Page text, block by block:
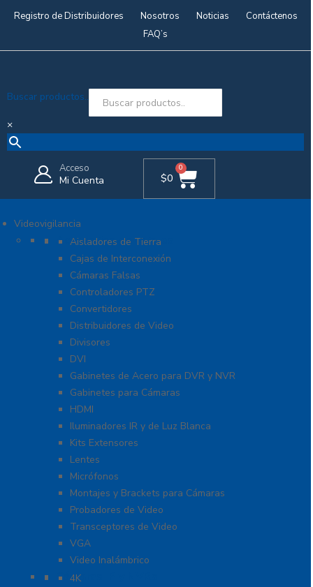
Registro de Distribuidores Nosotros Noticias
Contáctenos
FAQ’s
Buscar productos..
×
Acceso
Mi Cuenta $0
0
Videovigilancia
Accesorios generales
Aisladores de Tierra
Cajas de Interconexión
Cámaras Falsas
Controladores PTZ
Convertidores
Distribuidores de Video
Divisores
DVI
Gabinetes de Acero para DVR y NVR
Gabinetes para Cámaras
HDMI
Iluminadores IR y de Luz Blanca
Kits Extensores
Lentes
Micrófonos
Montajes y Brackets para Cámaras
Probadores de Video
Transceptores de Video
VGA
Video Inalámbrico
Cámaras IP y NVRs
4K